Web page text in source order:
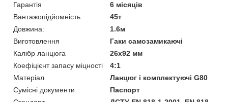
Гарантія
6 місяців
Вантажопідйомність
45т
Довжина:
1.6м
Виготовлення
Гаки самозамикаючі
Калібр ланцюга
26x92 мм
Коефіцієнт запасу міцності
4:1
Матеріал
Ланцюг і комплектуючі G80
Сумісні документи
Паспорт